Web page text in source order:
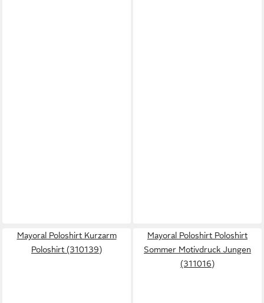
Mayoral Poloshirt Kurzarm
Poloshirt (310139)
Mayoral Poloshirt Poloshirt
Sommer Motivdruck Jungen
(311016)